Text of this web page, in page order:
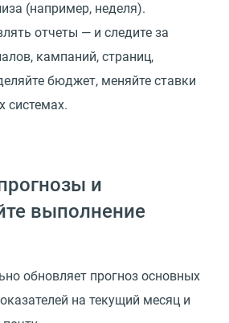
(например, неделя).
отчеты — и следите за
кампаний, страниц,
бюджет, меняйте ставки
системах.
и
выполнение
обновляет прогноз основных
на текущий месяц и